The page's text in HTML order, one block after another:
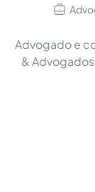
Advogado e
&